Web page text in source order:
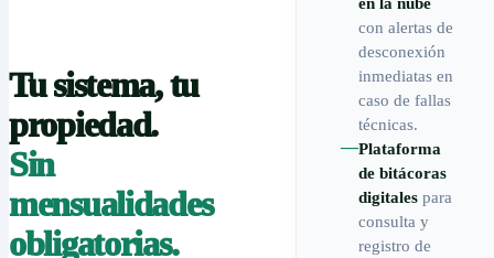
Tu sistema, tu
propiedad.
Sin
mensualidades
obligatorias.
en la nube
con alertas de
desconexión
inmediatas en
caso de fallas
técnicas.
—Plataforma
de bitácoras
digitales para
consulta y
registro de